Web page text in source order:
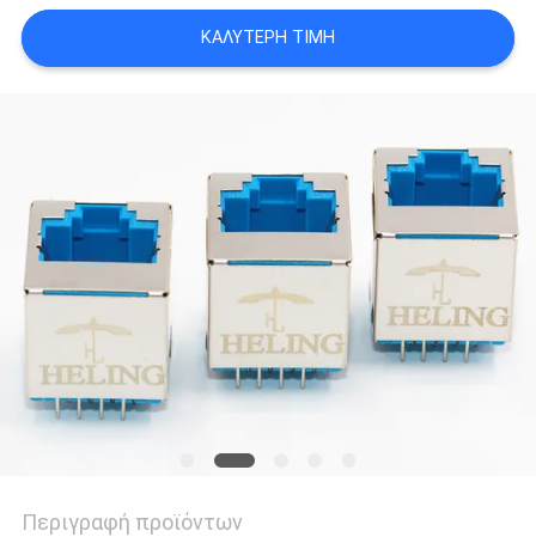
ΚΑΛΎΤΕΡΗ ΤΙΜΉ
Περιγραφή προϊόντων